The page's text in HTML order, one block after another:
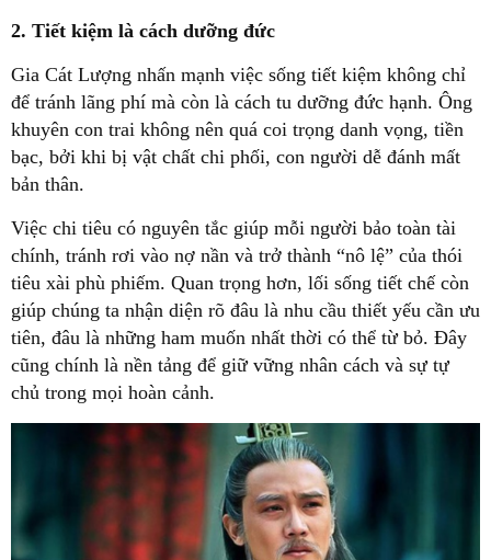
2. Tiết kiệm là cách dưỡng đức
Gia Cát Lượng nhấn mạnh việc sống tiết kiệm không chỉ
để tránh lãng phí mà còn là cách tu dưỡng đức hạnh. Ông
khuyên con trai không nên quá coi trọng danh vọng, tiền
bạc, bởi khi bị vật chất chi phối, con người dễ đánh mất
bản thân.
Việc chi tiêu có nguyên tắc giúp mỗi người bảo toàn tài
chính, tránh rơi vào nợ nần và trở thành “nô lệ” của thói
tiêu xài phù phiếm. Quan trọng hơn, lối sống tiết chế còn
giúp chúng ta nhận diện rõ đâu là nhu cầu thiết yếu cần ưu
tiên, đâu là những ham muốn nhất thời có thể từ bỏ. Đây
cũng chính là nền tảng để giữ vững nhân cách và sự tự
chủ trong mọi hoàn cảnh.